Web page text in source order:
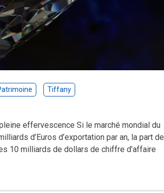
Tiffany
effervescence Si le marché mondial du
d’Euros d’exportation par an, la part de
10 milliards de dollars de chiffre d’affaire